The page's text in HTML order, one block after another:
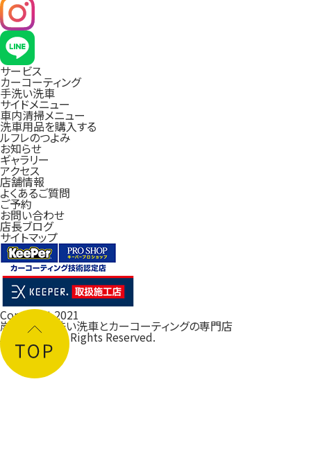
サービス
カーコーティング
手洗い洗車
サイドメニュー
車内清掃メニュー
洗車用品を購入する
ルフレのつよみ
お知らせ
ギャラリー
アクセス
店舗情報
よくあるご質問
ご予約
お問い合わせ
店長ブログ
サイトマップ
Copyright 2021
岸和田の手洗い洗車とカーコーティングの専門店
ルフレ大阪 All Rights Reserved.